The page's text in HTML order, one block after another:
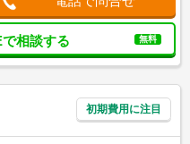
相談する 無料
初期費用に注目